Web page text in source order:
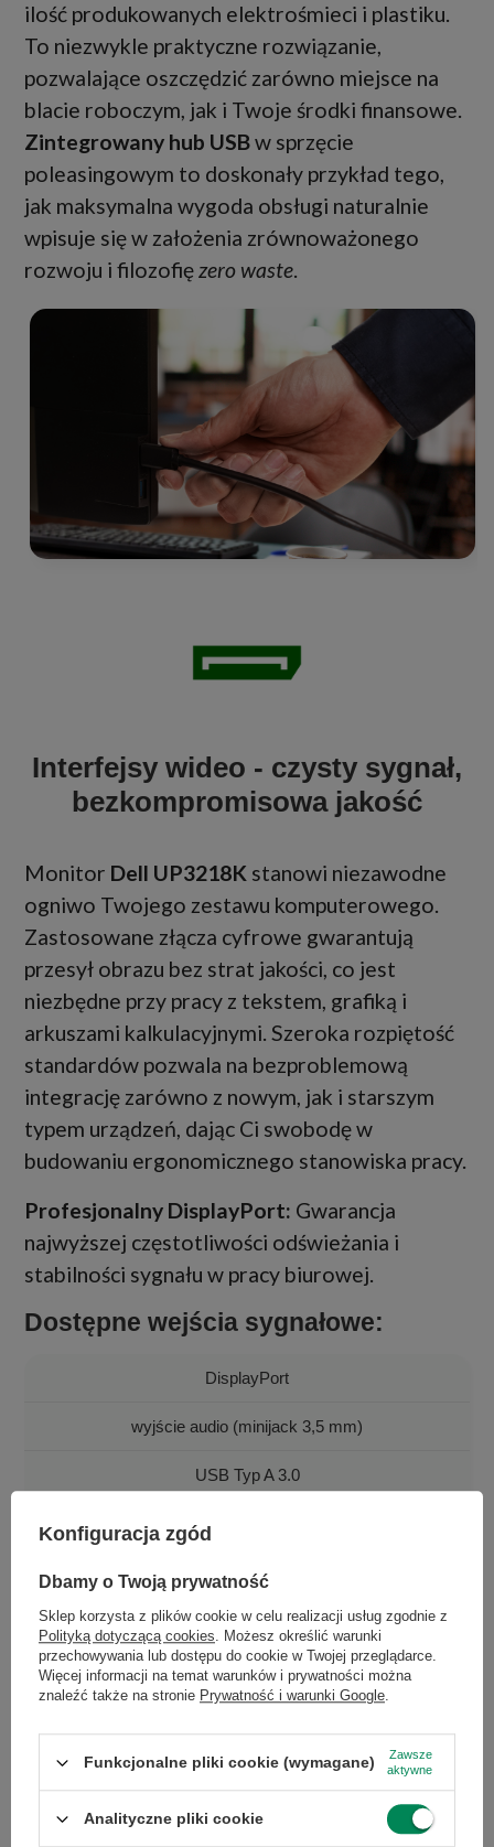
ilość produkowanych elektrośmieci i plastiku.
To niezwykle praktyczne rozwiązanie,
pozwalające oszczędzić zarówno miejsce na
blacie roboczym, jak i Twoje środki finansowe.
Zintegrowany hub USBw sprzęcie
poleasingowym to doskonały przykład tego,
jak maksymalna wygoda obsługi naturalnie
wpisuje się w założenia zrównoważonego
rozwoju i filozofięzero waste.
Interfejsy wideo - czysty sygnał,
bezkompromisowa jakość
Monitor Dell UP3218K stanowi niezawodne
ogniwo Twojego zestawu komputerowego.
Zastosowane złącza cyfrowe gwarantują
przesył obrazu bez strat jakości, co jest
niezbędne przy pracy z tekstem, grafiką i
arkuszami kalkulacyjnymi. Szeroka rozpiętość
standardów pozwala na bezproblemową
integrację zarówno z nowym, jak i starszym
typem urządzeń, dając Ci swobodę w
budowaniu ergonomicznego stanowiska pracy.
Profesjonalny DisplayPort: Gwarancja
najwyższej częstotliwości odświeżania i
stabilności sygnału w pracy biurowej.
Dostępne wejścia sygnałowe:
DisplayPort
wyjście audio (minijack 3,5 mm)
USB Typ A 3.0
USB 3.1 typ B
Dołącz do newslettera Green
Computers
Zgarnij jako pierwszy informacje o zniżkach i
rabatach w naszym sklepie!
...lub zadzwoń od razu, aby odebrać
przy zamówieniu telefonicznym
50 zł rabatu!
Rabat 50 zł przy zamówieniach powyżej 300 zł. Oferta
Konfiguracja zgód
Dbamy o Twoją prywatność
Sklep korzysta z plików cookie w celu realizacji usług zgodnie z
Polityką dotyczącą cookies. Możesz określić warunki
przechowywania lub dostępu do cookie w Twojej przeglądarce.
Więcej informacji na temat warunków i prywatności można
znaleźć także na stronie Prywatność i warunki Google.
Funkcjonalne pliki cookie (wymagane)
Zawsze
aktywne
Analityczne pliki cookie